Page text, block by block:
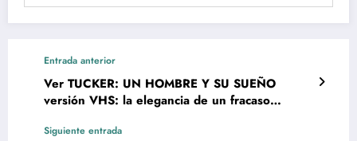
Entrada anterior
Ver TUCKER: UN HOMBRE Y SU SUEÑO
versión VHS: la elegancia de un fracaso
Siguiente entrada